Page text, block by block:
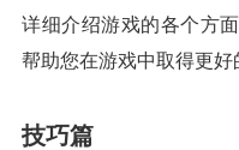
详细介绍游戏的各个方
帮助您在游戏中取得更好
技巧篇